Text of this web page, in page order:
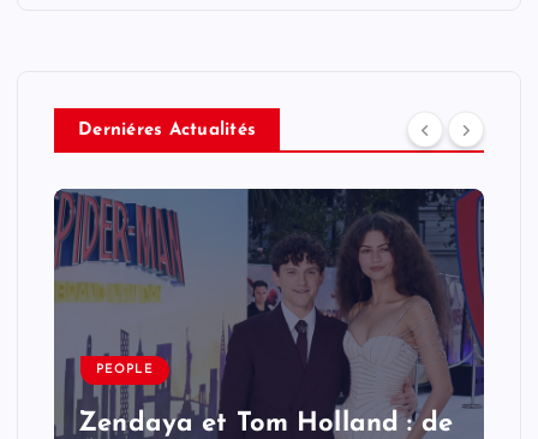
Derniéres Actualités
PEOPLE
Zendaya et Tom Holland : de